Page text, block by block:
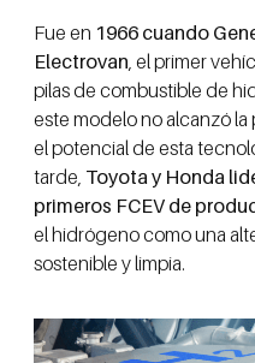
Fue en 1966 cuando
Electrovan, el primer
pilas de combustible de
este modelo no alcanzó
el potencial de esta
tarde, Toyota y Honda
primeros FCEV de
el hidrógeno como una
sostenible y limpia.